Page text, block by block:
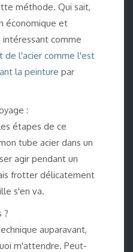
méthode. Qui sait,
économique et
comme
de l'acier comme l'est
la peinture par
:
étapes de ce
tube acier dans un
agir pendant un
frotter délicatement
s'en va.
?
auparavant,
m'attendre. Peut-